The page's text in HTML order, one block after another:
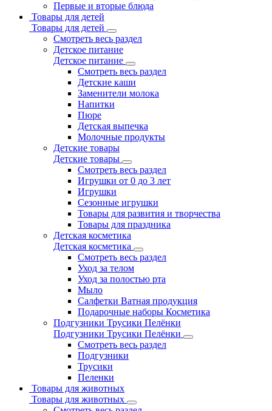
Первые и вторые блюда
Товары для детей
Товары для детей
Смотреть весь раздел
Детское питание
Детское питание
Смотреть весь раздел
Детские каши
Заменители молока
Напитки
Пюре
Детская выпечка
Молочные продукты
Детские товары
Детские товары
Смотреть весь раздел
Игрушки от 0 до 3 лет
Игрушки
Сезонные игрушки
Товары для развития и творчества
Товары для праздника
Детская косметика
Детская косметика
Смотреть весь раздел
Уход за телом
Уход за полостью рта
Мыло
Салфетки Ватная продукция
Подарочные наборы Косметика
Подгузники Трусики Пелёнки
Подгузники Трусики Пелёнки
Смотреть весь раздел
Подгузники
Трусики
Пеленки
Товары для животных
Товары для животных